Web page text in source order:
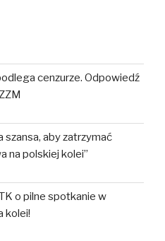
cenzurze. Odpowiedź
szansa, aby zatrzymać
na polskiej kolei”
o pilne spotkanie w
kolei!